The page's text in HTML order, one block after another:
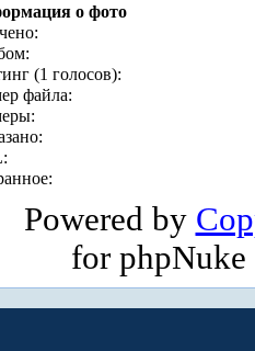
о фото
(1 голосов):
файла:
Powered by
for